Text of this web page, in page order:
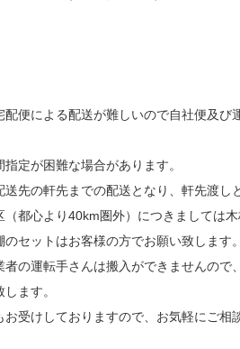
便による配送が難しいので自社便及び
定が困難な場合があります。
先の軒先までの配送となり、軒先渡し
都心より40km圏外）につきましては木
セットはお客様の方でお願い致します。
の運転手さんは搬入ができませんので
ます。
受けしておりますので、お気軽にご相